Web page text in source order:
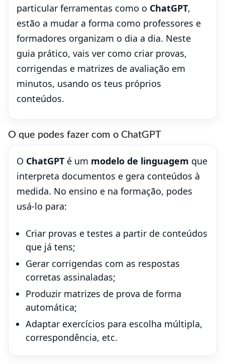
particular ferramentas como o ChatGPT,
estão a mudar a forma como professores e
formadores organizam o dia a dia. Neste
guia prático, vais ver como criar provas,
corrigendas e matrizes de avaliação em
minutos, usando os teus próprios
conteúdos.
O que podes fazer com o ChatGPT
O ChatGPT é um modelo de linguagem que
interpreta documentos e gera conteúdos à
medida. No ensino e na formação, podes
usá-lo para:
Criar provas e testes a partir de conteúdos
que já tens;
Gerar corrigendas com as respostas
corretas assinaladas;
Produzir matrizes de prova de forma
automática;
Adaptar exercícios para escolha múltipla,
correspondência, etc.